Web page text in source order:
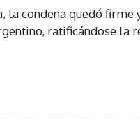
la condena quedó firme
ratificándose la